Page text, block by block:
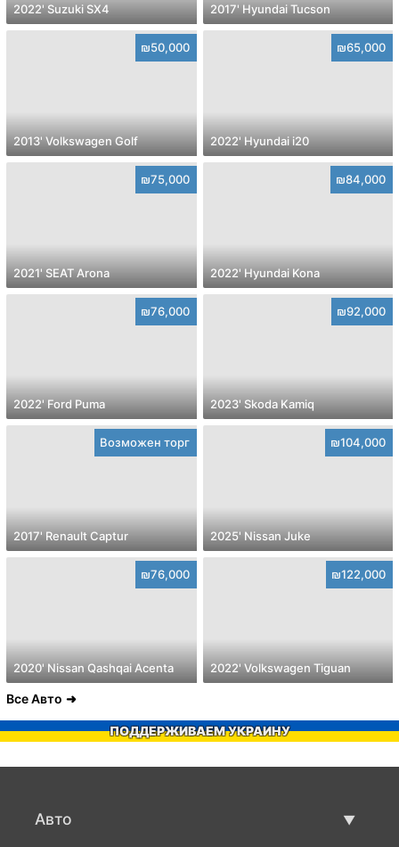
2022' Suzuki SX4 2017' Hyundai Tucson
₪50,000
2013' Volkswagen Golf
₪65,000
2022' Hyundai i20
₪75,000
2021' SEAT Arona
₪84,000
2022' Hyundai Kona
₪76,000
2022' Ford Puma
₪92,000
2023' Skoda Kamiq
Возможен торг
2017' Renault Captur
₪104,000
2025' Nissan Juke
₪76,000
2020' Nissan Qashqai Acenta
₪122,000
2022' Volkswagen Tiguan
Все Авто
ПОДДЕРЖИВАЕМ УКРАИНУ
Авто